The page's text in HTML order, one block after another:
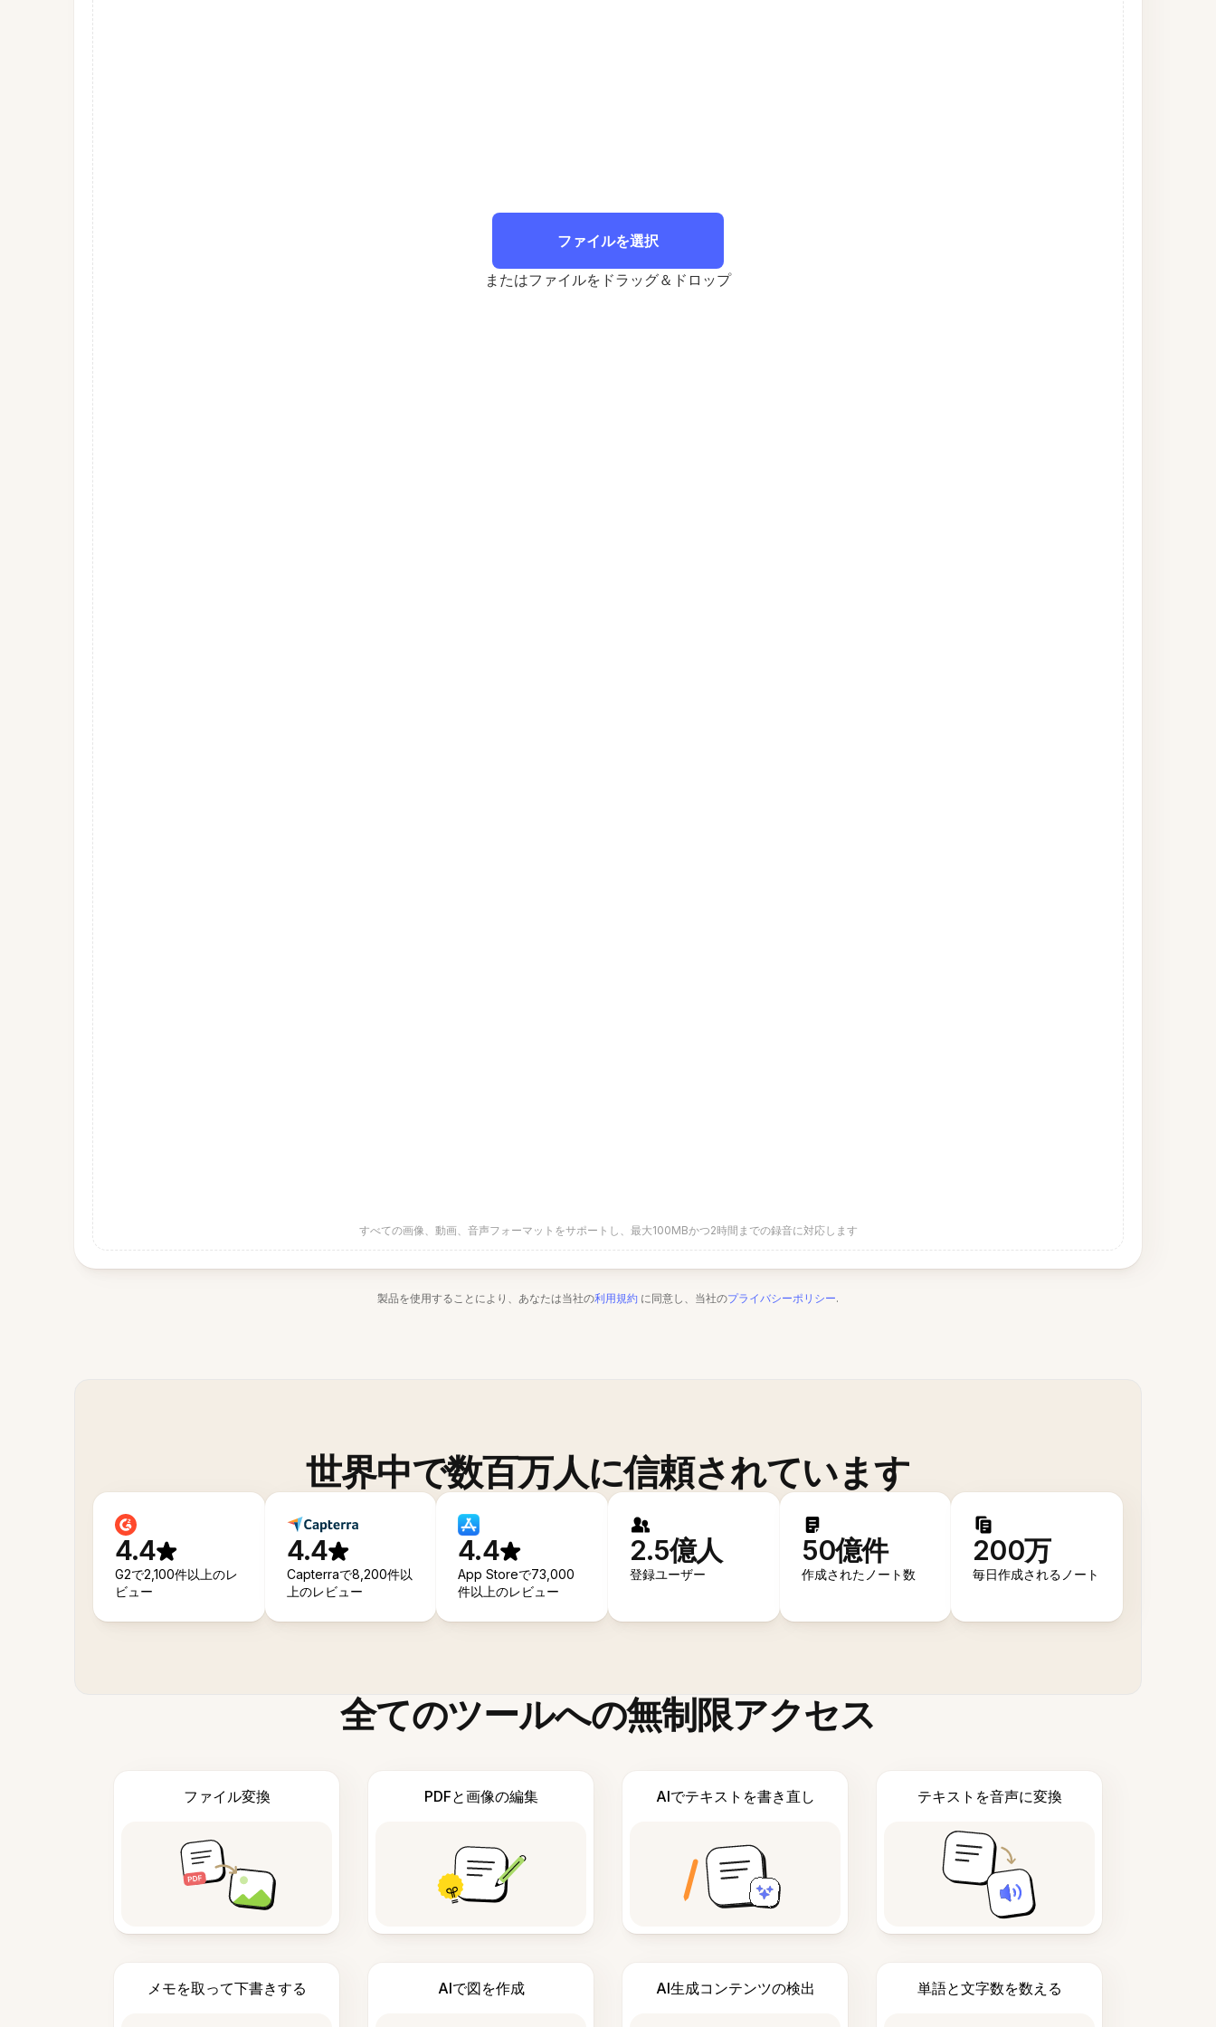
ファイルを選択
またはファイルをドラッグ＆ドロップ
すべての画像、動画、音声フォーマットをサポートし、最大100MBかつ2時間までの録音に対応します
製品を使用することにより、あなたは当社の利用規約 に同意し、当社のプライバシーポリシー.
世界中で数百万人に信頼されています
4.4
G2で2,100件以上のレ
ビュー
4.4
Capterraで8,200件以
上のレビュー
4.4
App Storeで73,000
件以上のレビュー
2.5億人
登録ユーザー
50億件
作成されたノート数
200万
毎日作成されるノート
全てのツールへの無制限アクセス
ファイル変換 PDFと画像の編集 AIでテキストを書き直し テキストを音声に変換
メモを取って下書きする AIで図を作成 AI生成コンテンツの検出 単語と文字数を数える